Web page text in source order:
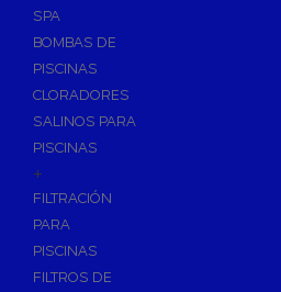
SPA
BOMBAS DE
PISCINAS
CLORADORES
SALINOS PARA
PISCINAS
+
FILTRACIÓN
PARA
PISCINAS
FILTROS DE